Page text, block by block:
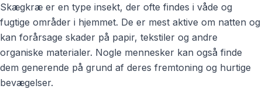
Skægkræ er en type insekt, der ofte findes i våde og
fugtige områder i hjemmet. De er mest aktive om natten og
kan forårsage skader på papir, tekstiler og andre
organiske materialer. Nogle mennesker kan også finde
dem generende på grund af deres fremtoning og hurtige
bevægelser.